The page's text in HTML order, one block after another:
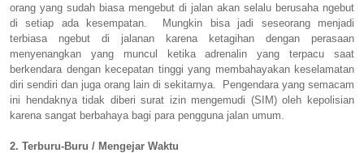
orang yang sudah biasa mengebut di jalan akan selalu berusaha ngebut
di setiap ada kesempatan. Mungkin bisa jadi seseorang menjadi
terbiasa ngebut di jalanan karena ketagihan dengan perasaan
menyenangkan yang muncul ketika adrenalin yang terpacu saat
berkendara dengan kecepatan tinggi yang membahayakan keselamatan
diri sendiri dan juga orang lain di sekitarnya. Pengendara yang semacam
ini hendaknya tidak diberi surat izin mengemudi (SIM) oleh kepolisian
karena sangat berbahaya bagi para pengguna jalan umum.
2. Terburu-Buru / Mengejar Waktu